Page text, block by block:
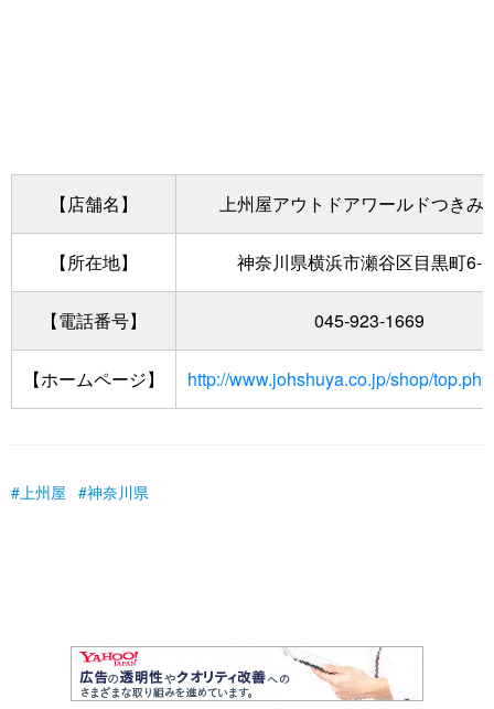
【店舗名】 上州屋アウトドアワールドつきみ
【所在地】 神奈川県横浜市瀬谷区目黒町6-
【電話番号】 045-923-1669
【ホームページ】 http://www.johshuya.co.jp/shop/
上州屋 神奈川県